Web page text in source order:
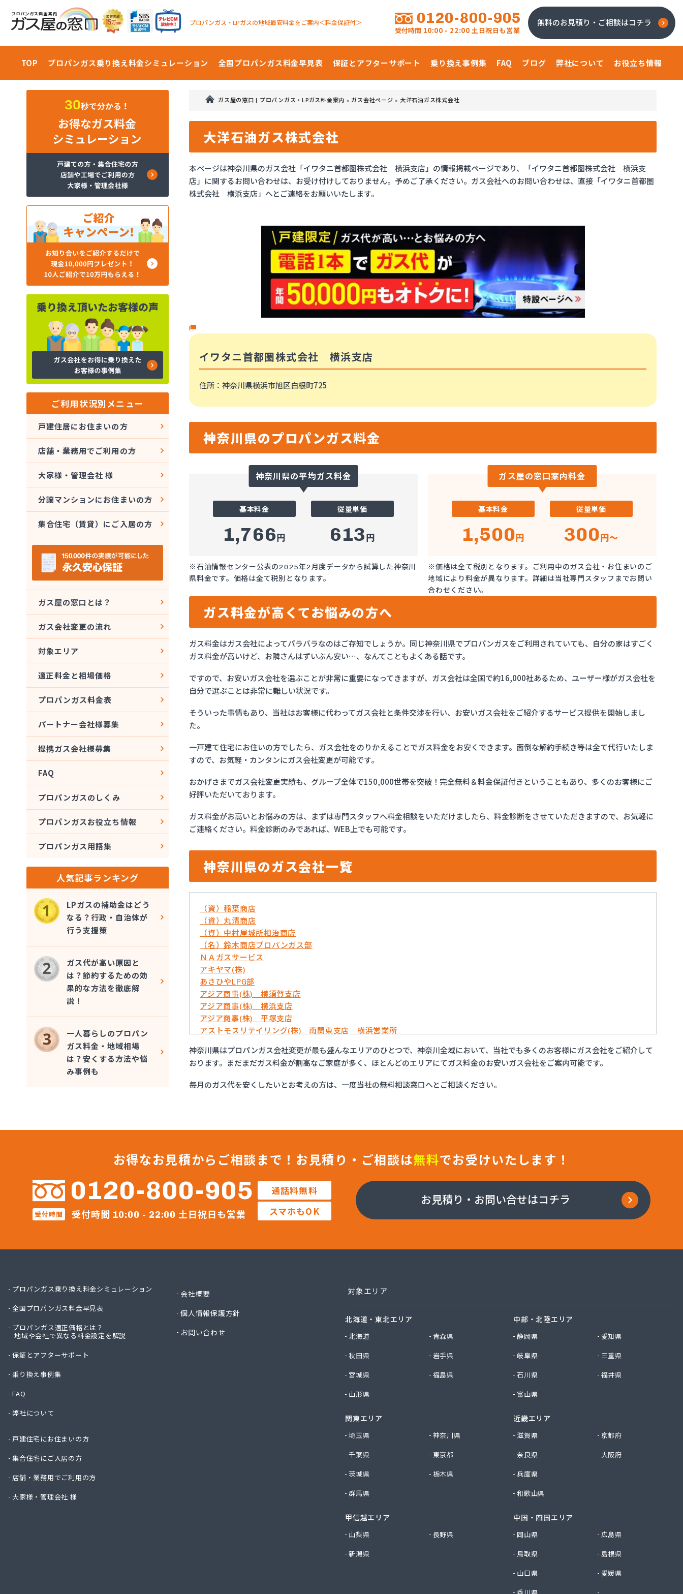
プロパンガス・LPガスの地域最安料金をご案内＜料金保証付＞ 0120-800-905
受付時間 10:00 - 22:00 土日祝日も営業
無料のお見積り・ご相談はコチラ
TOP プロパンガス乗り換え料金シミュレーション 全国プロパンガス料金早見表 保証とアフターサポート 乗り換え事例集 FAQ ブログ 弊社について お役立ち情報
ガス屋の窓口 | プロパンガス・LPガス料金案内 >ガス会社ページ > 大洋石油ガス株式会社
大洋石油ガス株式会社
本ページは神奈川県のガス会社「イワタニ首都圏株式会社 横浜支店」の情報掲載ページであり、「イワタニ首都圏株式会社 横浜支
店」に関するお問い合わせは、お受け付けしておりません。予めご了承ください。ガス会社へのお問い合わせは、直接「イワタニ首都圏
株式会社 横浜支店」へとご連絡をお願いいたします。
イワタニ首都圏株式会社 横浜支店
住所 ：神奈川県横浜市旭区白根町725
神奈川県のプロパンガス料金
神奈川県の平均ガス料金
基本料金
1,766円
従量単価
613円
※石油情報センター公表の2025年2月度データから試算した神奈川
県料金です。価格は全て税別となります。
ガス屋の窓口案内料金
基本料金
1,500円
従量単価
300円～
※価格は全て税別となります。ご利用中のガス会社・お住まいのご
地域により料金が異なります。詳細は当社専門スタッフまでお問い
合わせください。
ガス料金が高くてお悩みの方へ
ガス料金はガス会社によってバラバラなのはご存知でしょうか。同じ神奈川県でプロパンガスをご利用されていても、自分の家はすごく
ガス料金が高いけど、お隣さんはずいぶん安い…、なんてこともよくある話です。
ですので、お安いガス会社を選ぶことが非常に重要になってきますが、ガス会社は全国で約16,000社あるため、ユーザー様がガス会社を
自分で選ぶことは非常に難しい状況です。
そういった事情もあり、当社はお客様に代わってガス会社と条件交渉を行い、お安いガス会社をご紹介するサービス提供を開始しまし
た。
一戸建て住宅にお住いの方でしたら、ガス会社をのりかえることでガス料金をお安くできます。面倒な解約手続き等は全て代行いたしま
すので、お気軽・カンタンにガス会社変更が可能です。
おかげさまでガス会社変更実績も、グループ全体で150,000世帯を突破！完全無料＆料金保証付きということもあり、多くのお客様にご
好評いただいております。
ガス料金がお高いとお悩みの方は、まずは専門スタッフへ料金相談をいただけましたら、料金診断をさせていただきますので、お気軽に
ご連絡ください。料金診断のみであれば、WEB上でも可能です。
神奈川県のガス会社一覧
（資）稲葉商店
（資）丸清商店
（資）中村屋城所相治商店
（名）鈴木商店プロパンガス部
ＮＡガスサービス
アキヤマ(株)
あさひやLPG部
アジア商事(株) 横須賀支店
アジア商事(株) 横浜支店
アジア商事(株) 平塚支店
アストモスリテイリング(株) 南関東支店 横浜営業所
イワタニ首都圏(株) 横須賀営業所
イワタニ首都圏(株) 横浜支店
イワタニ首都圏(株) 湘南支店
イワタニ首都圏(株) 川崎支店
グッドライフサーラ関東(株) 神奈川支店 青葉営業所
さかなや伊東英次商店
セントラル石油瓦斯(株) 横須賀支店
トモプロ(株) 横浜営業所
トモプロ(株) 県央営業所
トモプロ(株) 相模原営業所
ファーストガスシステム(株)
ミライフ(株) 神奈川支店 横浜オフィス
ミライフ(株) 神奈川支店 相模原オフィス
ミライフ(株) 神奈川支店藤沢オフィス
レモンガス(株)
神奈川県はプロパンガス会社変更が最も盛んなエリアのひとつで、神奈川全域において、当社でも多くのお客様にガス会社をご紹介して
おります。まだまだガス料金が割高なご家庭が多く、ほとんどのエリアにてガス料金のお安いガス会社をご案内可能です。
毎月のガス代を安くしたいとお考えの方は、一度当社の無料相談窓口へとご相談ください。
ご利用状況別メニュー
戸建住居にお住まいの方
店舗・業務用でご利用の方
大家様・管理会社 様
分譲マンションにお住まいの方
集合住宅（賃貸）にご入居の方
ガス屋の窓口とは？
ガス会社変更の流れ
対象エリア
適正料金と相場価格
プロパンガス料金表
パートナー会社様募集
提携ガス会社様募集
FAQ
プロパンガスのしくみ
プロパンガスお役立ち情報
プロパンガス用語集
人気記事ランキング
LPガスの補助金はどう
なる？行政・自治体が
行う支援策
ガス代が高い原因と
は？節約するための効
果的な方法を徹底解
説！
一人暮らしのプロパン
ガス料金・地域相場
は？安くする方法や悩
み事例も
お得なお見積からご相談まで！ お見積り・ご相談は無料でお受けいたします！
0120-800-905
受付時間 受付時間 10:00 - 22:00 土日祝日も営業
通話料無料
スマホもOK
お見積り・お問い合せはコチラ
プロパンガス乗り換え料金シミュレーション
全国プロパンガス料金早見表
プロパンガス適正価格とは？
地域や会社で異なる料金設定を解説
保証とアフターサポート
乗り換え事例集
FAQ
弊社について
戸建住宅にお住まいの方
集合住宅にご入居の方
店舗・業務用でご利用の方
大家様・管理会社 様
会社概要
個人情報保護方針
お問い合わせ
対象エリア
北海道・東北エリア
北海道
青森県
秋田県
岩手県
宮城県
福島県
山形県
関東エリア
埼玉県
神奈川県
千葉県
東京都
茨城県
栃木県
群馬県
甲信越エリア
山梨県
長野県
新潟県
中部・北陸エリア
静岡県
愛知県
岐阜県
三重県
石川県
福井県
富山県
近畿エリア
滋賀県
京都府
奈良県
大阪府
兵庫県
和歌山県
中国・四国エリア
岡山県
広島県
鳥取県
島根県
山口県
愛媛県